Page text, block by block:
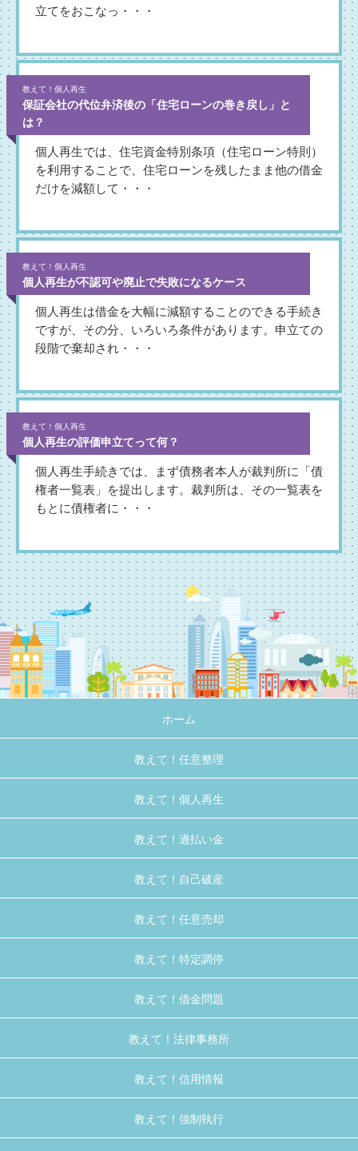
立てをおこなっ・・・
教えて！個人再生
保証会社の代位弁済後の「住宅ローンの巻き戻し」と
は？
個人再生では、住宅資金特別条項（住宅ローン特則）
を利用することで、住宅ローンを残したまま他の借金
だけを減額して・・・
教えて！個人再生
個人再生が不認可や廃止で失敗になるケース
個人再生は借金を大幅に減額することのできる手続き
ですが、その分、いろいろ条件があります。申立ての
段階で棄却され・・・
教えて！個人再生
個人再生の評価申立てって何？
個人再生手続きでは、まず債務者本人が裁判所に「債
権者一覧表」を提出します。裁判所は、その一覧表を
もとに債権者に・・・
ホーム
教えて！任意整理
教えて！個人再生
教えて！過払い金
教えて！自己破産
教えて！任意売却
教えて！特定調停
教えて！借金問題
教えて！法律事務所
教えて！信用情報
教えて！強制執行